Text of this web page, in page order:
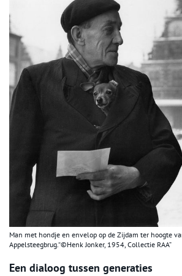
Man met hondje en envelop op de Zijdam ter hoogte
Appelsteegbrug.“©Henk Jonker, 1954, Collectie RAA”
Een dialoog tussen generaties